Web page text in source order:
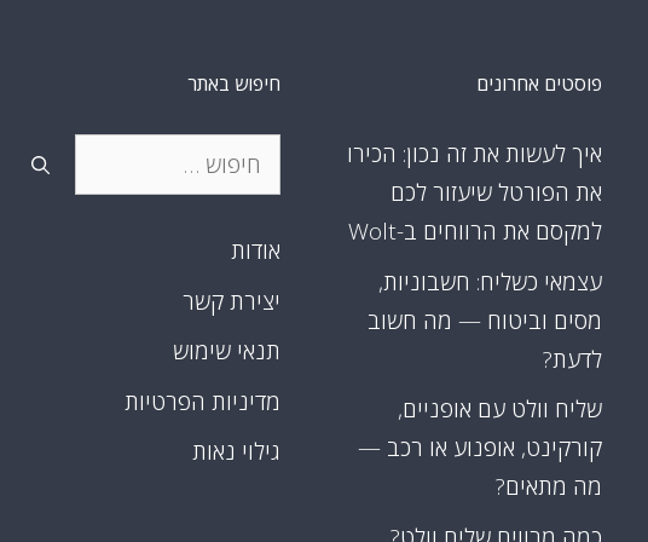
פוסטים אחרונים
איך לעשות את זה נכון: הכירו
את הפורטל שיעזור לכם
למקסם את הרווחים ב-Wolt
עצמאי כשליח: חשבוניות,
מסים וביטוח — מה חשוב
לדעת?
שליח וולט עם אופניים,
קורקינט, אופנוע או רכב —
מה מתאים?
חיפוש באתר
חיפוש:
אודות
יצירת קשר
תנאי שימוש
מדיניות הפרטיות
גילוי נאות